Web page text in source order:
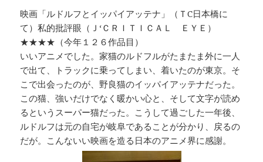
映画「ルドルフとイッパイアッテナ」（ＴC日本橋に
て）私的批評眼（Ｊ‘ＣＲＩＴＩＣＡＬ ＥＹＥ）
★★★★（今年１２６作品目）
いいアニメでした。家猫のルドフルがたまたま外に一人
で出て、トラックに乗ってしまい、着いたのが東京。そ
こで出会ったのが、野良猫のイッパイアッテナだった。
この猫、強いだけでなく暖かい心と、そして文字が読め
るというスーパー猫だった。こうして過ごした一年後、
ルドルフは元の自宅が岐阜であることが分かり、戻るの
だが。こんないい映画を造る日本のアニメ界に感謝。